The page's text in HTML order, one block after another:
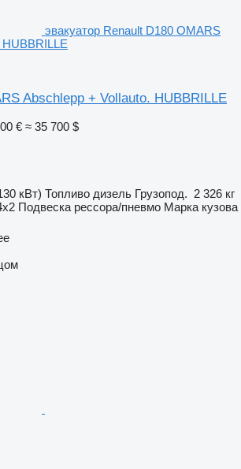
эвакуатор Renault D180 OMARS
Abschlepp + Vollauto. HUBBRILLE
€ ≈ 35 700 $
кВт) Топливо дизель Грузопод. 2 326 кг
Подвеска рессора/пневмо Марка кузова